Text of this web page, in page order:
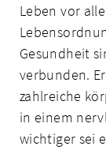
Leben vor
Gesundheit
verbunden.
zahlreiche
in einem
wichtiger sei